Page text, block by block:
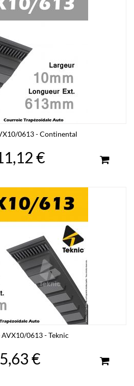
0613 - Continental
€
0613 - Teknic
5,63 €